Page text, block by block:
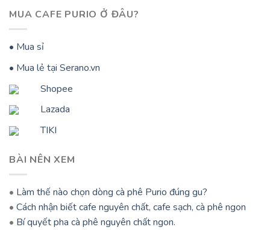
MUA CAFE PURIO Ở ĐÂU?
• Mua sỉ
• Mua lẻ tại Serano.vn
Shopee
Lazada
TIKI
BÀI NÊN XEM
• Làm thế nào chọn dòng cà phê Purio đúng gu?
• Cách nhận biết cafe nguyên chất, cafe sạch, cà phê ngon
• Bí quyết pha cà phê nguyên chất ngon.